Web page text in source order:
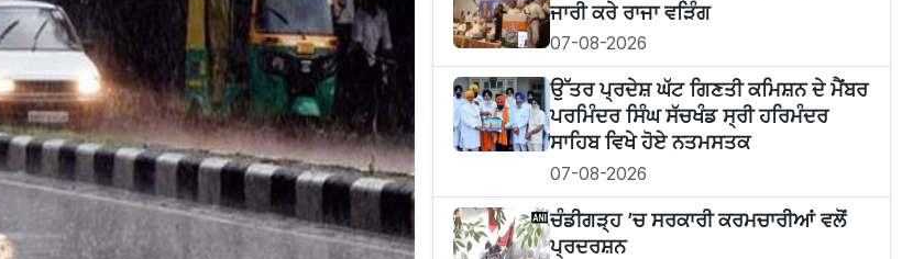
ਜਾਰੀ ਕਰੇ ਰਾਜਾ ਵੜਿੰਗ
07-08-2026
ਉੱਤਰ ਪ੍ਰਦੇਸ਼ ਘੱਟ ਗਿਣਤੀ ਕਮਿਸ਼ਨ ਦੇ ਮੈਂਬਰ
ਪਰਮਿੰਦਰ ਸਿੰਘ ਸੱਚਖੰਡ ਸ੍ਰੀ ਹਰਿਮੰਦਰ
ਸਾਹਿਬ ਵਿਖੇ ਹੋਏ ਨਤਮਸਤਕ
07-08-2026
ਚੰਡੀਗੜ੍ਹ ’ਚ ਸਰਕਾਰੀ ਕਰਮਚਾਰੀਆਂ ਵਲੋਂ
ਪ੍ਰਦਰਸ਼ਨ